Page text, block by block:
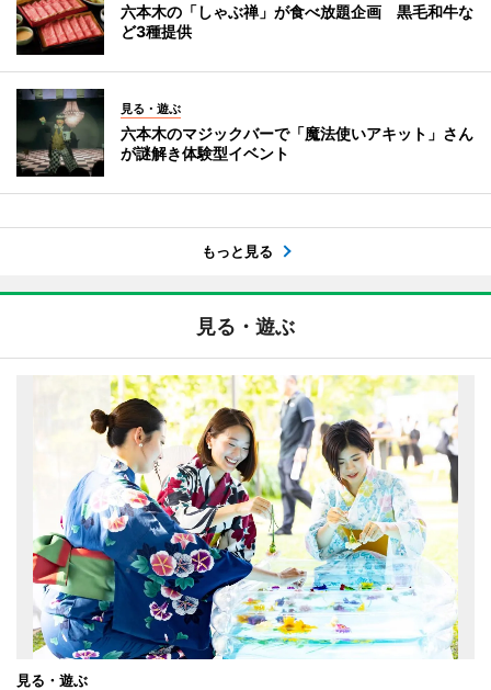
六本木の「しゃぶ禅」が食べ放題企画 黒毛和牛な
ど3種提供
見る・遊ぶ
六本木のマジックバーで「魔法使いアキット」さん
が謎解き体験型イベント
もっと見る
見る・遊ぶ
見る・遊ぶ